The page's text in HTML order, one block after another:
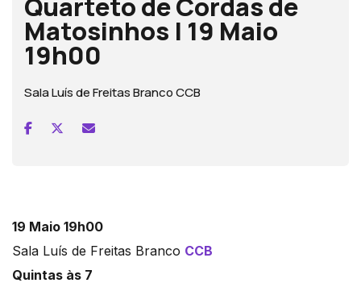
Matosinhos | 19 Maio
19h00
Sala Luís de Freitas Branco CCB
19 Maio 19h00
Sala Luís de Freitas Branco CCB
Quintas às 7